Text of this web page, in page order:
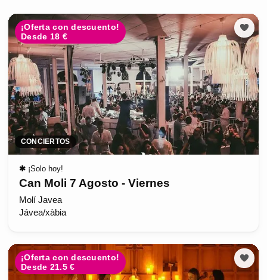
¡Oferta con descuento!
Desde 18 €
CONCIERTOS
✱ ¡Solo hoy!
Can Moli 7 Agosto - Viernes
Molí Javea
Jávea/xàbia
¡Oferta con descuento!
Desde 21.5 €